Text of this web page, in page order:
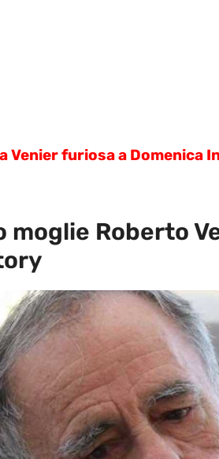
Venier furiosa a
moglie Roberto